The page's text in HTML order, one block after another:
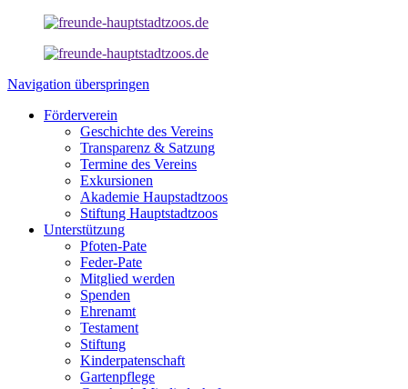
Navigation überspringen
Förderverein
Geschichte des Vereins
Transparenz & Satzung
Termine des Vereins
Exkursionen
Akademie Haupstadtzoos
Stiftung Hauptstadtzoos
Unterstützung
Pfoten-Pate
Feder-Pate
Mitglied werden
Spenden
Ehrenamt
Testament
Stiftung
Kinderpatenschaft
Gartenpflege